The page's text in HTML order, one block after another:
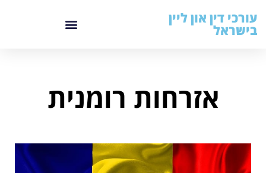
עורכי דין און ליין
בישראל
אזרחות רומנית